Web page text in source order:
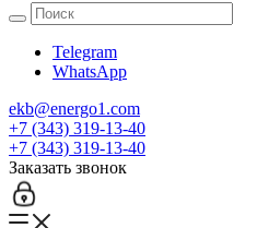
Telegram
WhatsApp
ekb@energo1.com
+7 (343) 319-13-40
+7 (343) 319-13-40
Заказать звонок